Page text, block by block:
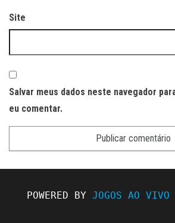
Site
Salvar meus dados neste navegador
eu comentar.
POWERED BY JOGOS AO VIVO